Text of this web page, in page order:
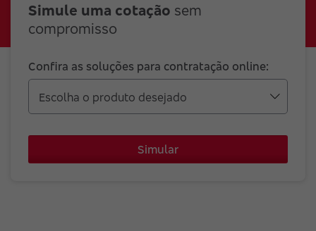
Simule uma cotação sem
compromisso
Confira as soluções para contratação online:
Simular